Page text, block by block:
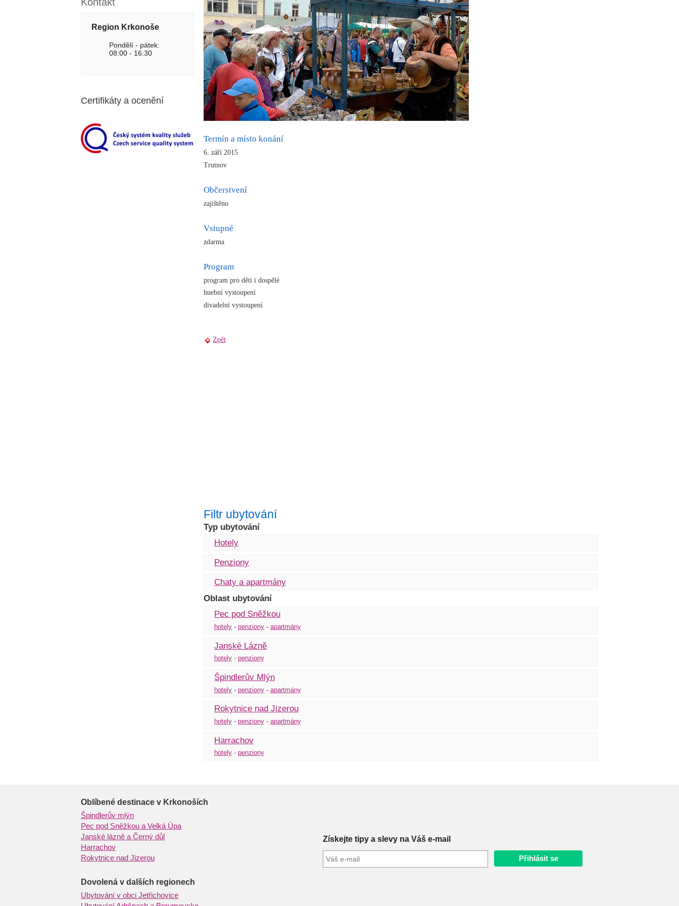
Termín a místo konání
6. září 2015
Trutnov
Občerstvení
zajištěno
Vstupné
zdarma
Program
program pro děti i dospělé
huební vystoupení
divadelní vystoupení
Zpět
Filtr ubytování
Typ ubytování
Hotely
Penziony
Chaty a apartmány
Oblast ubytování
Pec pod Sněžkou
hotely - penziony - apartmány
Janské Lázně
hotely - penziony
Špindlerův Mlýn
hotely - penziony - apartmány
Rokytnice nad Jizerou
hotely - penziony - apartmány
Harrachov
hotely - penziony
Kontakt
Region Krkonoše
Pondělí - pátek:
08:00 - 16:30
Certifikáty a ocenění
Získejte tipy a slevy na Váš e-mail
Oblíbené destinace v Krkonoších
Špindlerův mlýn
Pec pod Sněžkou a Velká Úpa
Janské lázně a Černý důl
Harrachov
Rokytnice nad Jizerou
Dovolená v dalších regionech
Ubytování v obci Jetřichovice